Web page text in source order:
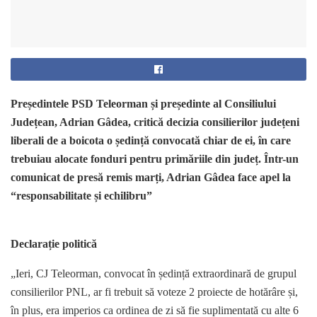
Președintele PSD Teleorman și președinte al Consiliului
Județean, Adrian Gâdea, critică decizia consilierilor județeni
liberali de a boicota o ședință convocată chiar de ei, în care
trebuiau alocate fonduri pentru primăriile din județ. Într-un
comunicat de presă remis marți, Adrian Gâdea face apel la
“responsabilitate și echilibru”
Declarație politică
„Ieri, CJ Teleorman, convocat în ședință extraordinară de grupul
consilierilor PNL, ar fi trebuit să voteze 2 proiecte de hotărâre și,
în plus, era imperios ca ordinea de zi să fie suplimentată cu alte 6